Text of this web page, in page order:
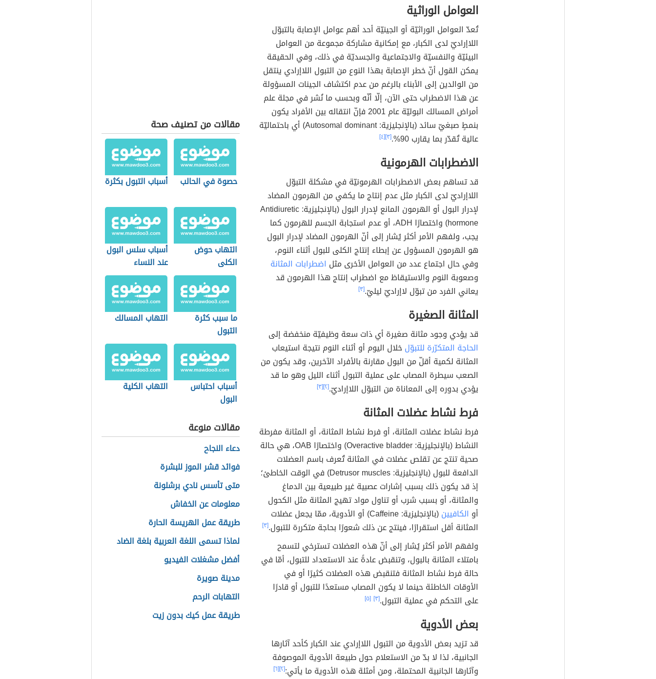
العوامل الوراثية
تُعدّ العوامل الوراثيّة أو الجينيّة أحد أهم عوامل الإصابة بالتبوّل
اللاإراديّ لدى الكبار، مع إمكانية مشاركة مجموعة من العوامل
البيئيّة والنفسيّة والاجتماعية والجسديّة في ذلك، وفي الحقيقة
يمكن القول أنّ خطر الإصابة بهذا النوع من التبول اللاإرادي ينتقل
من الوالدين إلى الأبناء بالرغم من عدم اكتشاف الجينات المسؤولة
عن هذا الاضطراب حتى الآن، إلّا أنّه وبحسب ما نُشر في مجلة علم
أمراض المسالك البوليّة عام 2001 فإنّ انتقاله بين الأفراد يكون
بنمطٍ صبغيّ سائد (بالإنجليزية: Autosomal dominant) أي باحتماليّة
عالية تُقدّر بما يقارب 90%.
[٣] [٤]
الاضطرابات الهرمونية
قد تساهم بعض الاضطرابات الهرمونيّة في مشكلة التبوّل
اللاإراديّ لدى الكبار مثل عدم إنتاج ما يكفي من الهرمون المضاد
لإدرار البول أو الهرمون المانع لإدرار البول (بالإنجليزية: Antidiuretic
hormone)‏ واختصارًا ADH، أو عدم استجابة الجسم للهرمون كما
يجب، ولفهم الأمر أكثر يُشار إلى أنّ الهرمون المضاد لإدرار البول
هو الهرمون المسؤول عن إبطاء إنتاج الكلى للبول أثناء النوم،
وفي حال اجتماع عدد من العوامل الأخرى مثل اضطرابات المثانة
وصعوبة النوم والاستيقاظ مع اضطراب إنتاج هذا الهرمون قد
يعاني الفرد من تبوّل لاإراديّ ليليّ.[٣]
المثانة الصغيرة
قد يؤدي وجود مثانة صغيرة أي ذات سعة وظيفيّة منخفضة إلى
الحاجة المتكرّرة للتبوّلخلال اليوم أو أثناء النوم نتيجة استيعاب
المثانة لكمية أقلّ من البول مقارنة بالأفراد الآخرين، وقد يكون من
الصعب سيطرة المصاب على عملية التبول أثناء الليل وهو ما قد
يؤدي بدوره إلى المعاناة من التبوّل اللاإراديّ.[٢] [٣]
فرط نشاط عضلات المثانة
فرط نشاط عضلات المثانة، أو فرط نشاط المثانة، أو المثانة مفرطة
النشاط (بالإنجليزية: Overactive bladder) واختصارًا OAB، هي حالة
صحية تنتج عن تقلص عضلات في المثانة تُعرف باسم العضلات
الدافعة للبول (بالإنجليزية: Detrusor muscles) في الوقت الخاطئ؛
إذ قد يكون ذلك بسبب إشارات عصبية غير طبيعية بين الدماغ
والمثانة، أو بسبب شرب أو تناول مواد تهيج المثانة مثل الكحول
أو الكافيين
(بالإنجليزية: Caffeine) أو الأدوية، ممّا يجعل عضلات
المثانة أقل استقرارًا، فينتج عن ذلك شعورًا بحاجة متكررة للتبول.[٣]
ولفهم الأمر أكثر يُشار إلى أنّ هذه العضلات تسترخي لتسمح
بامتلاء المثانة بالبول، وتنقبض عادةً عند الاستعداد للتبول، أمّا في
حالة فرط نشاط المثانة فتنقبض هذه العضلات كثيرًا أو في
الأوقات الخاطئة حينما لا يكون المصاب مستعدًا للتبول أو قادرًا
على التحكم في عملية التبول.[٣] [٥]
بعض الأدوية
قد تزيد بعض الأدوية من التبول اللاإرادي عند الكبار كأحد آثارها
الجانبية، لذا لا بدّ من الاستعلام حول طبيعة الأدوية الموصوفة
وآثارها الجانبية المحتملة، ومن أمثلة هذه الأدوية ما يأتي:[٢] [٦]
مقالات من تصنيف صحة
حصوة في الحالب أسباب التبول بكثرة
التهاب حوض
الكلى
أسباب سلس البول
عند النساء
ما سبب كثرة
التبول
التهاب المسالك
أسباب احتباس
البول
التهاب الكلية
مقالات منوعة
دعاء النجاح
فوائد قشر الموز للبشرة
متى تأسس نادي برشلونة
معلومات عن الخفاش
طريقة عمل الهريسة الحارة
لماذا تسمى اللغة العربية بلغة الضاد
أفضل مشغلات الفيديو
مدينة صويرة
التهابات الرحم
طريقة عمل كيك بدون زيت